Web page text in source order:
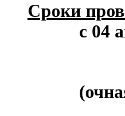
Сроки
с 04